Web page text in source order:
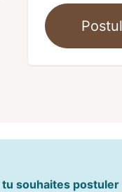
souhaites postuler